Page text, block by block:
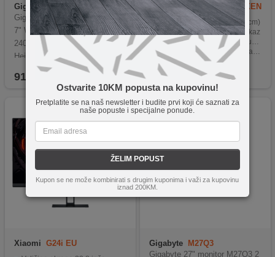
Ostvarite 10KM popusta na kupovinu!
Pretplatite se na naš newsletter i budite prvi koji će saznati za
naše popuste i specijalne ponude.
ŽELIM POPUST
Kupon se ne može kombinirati s drugim kuponima i važi za kupovinu
iznad 200KM.
Gigabyte
GO27Q24G
Gigabyte Monitor GO27Q24G 2
7" WOLED, 2560 x 1440 (QHD)
240Hz, 275 cd/m2, Tilt, Swivel,
Height
915,90
Samsung LS49DG910SUXEN
Veličina ekrana: 49" (124.5 cm)
Omjer slike 32:9 za širok prikaz
Rezolucija: 5120 x 1440 (Dual QHD)
Brz odziv od 3ms i osvježavanje od 144Hz
HDMI 2.1, DisplayPort 1.4, Micro HDMI 2.1, USB-C (data only), USB 3.2 Gen1
2.299,90 KM
Xiaomi G24i EU Gigabyte
M27Q3
Gigabyte 27" monitor M27Q3 2